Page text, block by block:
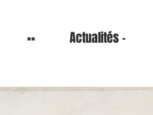
×× Actualités -